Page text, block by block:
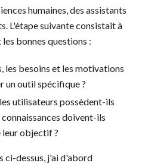
humaines, des assistants
L'étape suivante consistait à
les bonnes questions :
les besoins et les motivations
un outil spécifique ?
utilisateurs possèdent-ils
doivent-ils
objectif ?
ci-dessus, j'ai d'abord